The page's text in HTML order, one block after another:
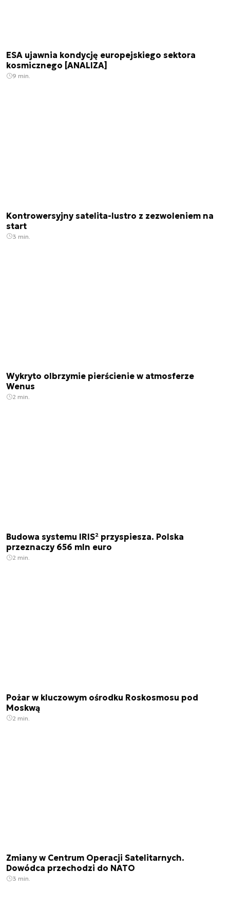
ESA ujawnia kondycję europejskiego sektora
kosmicznego [ANALIZA]
9 min.
Kontrowersyjny satelita-lustro z zezwoleniem na
start
3 min.
Wykryto olbrzymie pierścienie w atmosferze
Wenus
2 min.
Budowa systemu IRIS² przyspiesza. Polska
przeznaczy 656 mln euro
2 min.
Pożar w kluczowym ośrodku Roskosmosu pod
Moskwą
2 min.
Zmiany w Centrum Operacji Satelitarnych.
Dowódca przechodzi do NATO
3 min.